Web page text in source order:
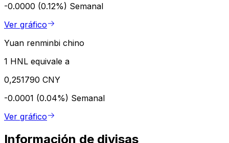
-0.0000 (0.12%) Semanal
Ver gráfico
Yuan renminbi chino
1 HNL equivale a
0,251790 CNY
-0.0001 (0.04%) Semanal
Ver gráfico
Información de divisas